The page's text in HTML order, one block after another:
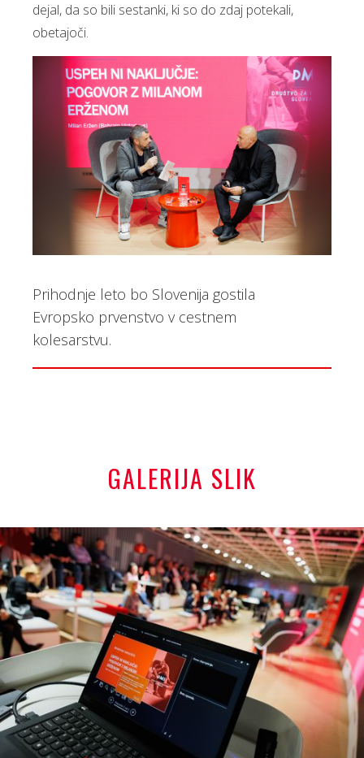
dejal, da so bili sestanki, ki so do zdaj potekali,
obetajoči.
Prihodnje leto bo Slovenija gostila
Evropsko prvenstvo v cestnem
kolesarstvu.
GALERIJA SLIK
+